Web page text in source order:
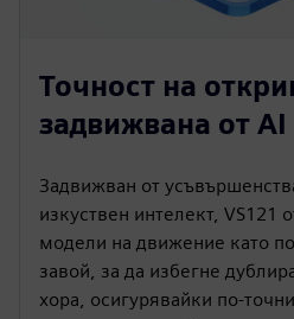
Точност на
задвижвана от AI
Задвижван от
изкуствен интелект, VS121
модели на движение като
завой, за да избегне
хора, осигурявайки по-